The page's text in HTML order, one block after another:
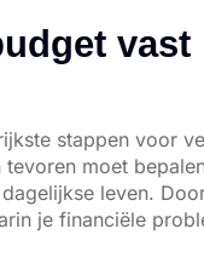
vast
stappen voor
tevoren moet
leven.
je financiële